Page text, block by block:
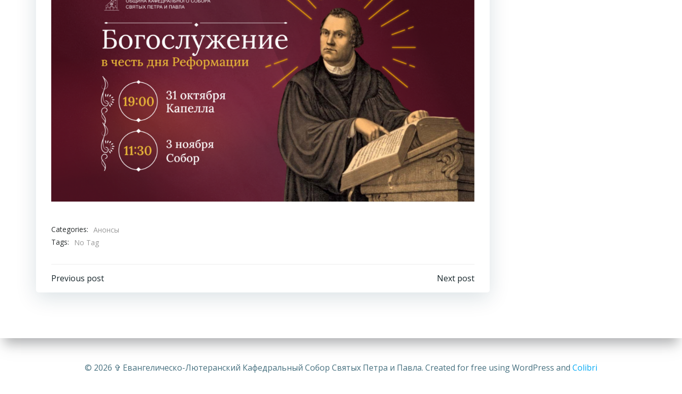
Categories: Анонсы
Tags:
No Tag
Навигация
записям
Previous post
записям
Next post
© 2026 ✞ Евангелическо-Лютеранский Кафедральный Собор Святых Петра и Павла. Created for free using WordPress and Colibri